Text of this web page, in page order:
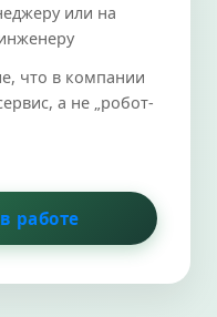
или на
что в компании
а не „робот-
работе